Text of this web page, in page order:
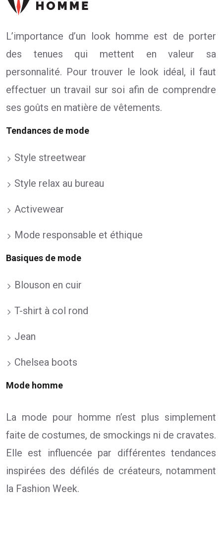
L’importance d’un look homme est de porter
des tenues qui mettent en valeur sa
personnalité. Pour trouver le look idéal, il faut
effectuer un travail sur soi afin de comprendre
ses goûts en matière de vêtements.
Tendances de mode
Style streetwear
Style relax au bureau
Activewear
Mode responsable et éthique
Basiques de mode
Blouson en cuir
T-shirt à col rond
Jean
Chelsea boots
Mode homme
La mode pour homme n’est plus simplement
faite de costumes, de smockings ni de cravates.
Elle est influencée par différentes tendances
inspirées des défilés de créateurs, notamment
la Fashion Week.